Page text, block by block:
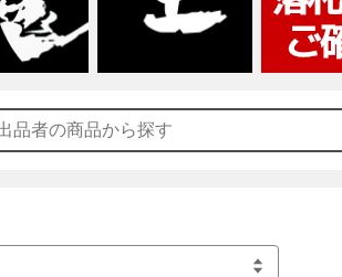
・商品代全額返金保証(到着